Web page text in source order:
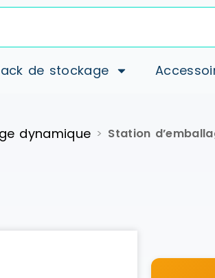
de stockage
dynamique > Station